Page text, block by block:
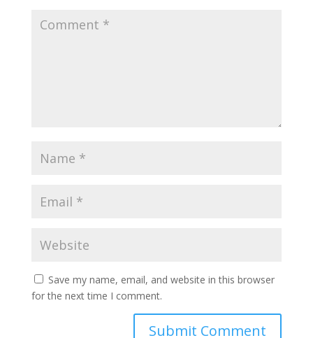
Save my name, email, and website in this browser
for the next time I comment.